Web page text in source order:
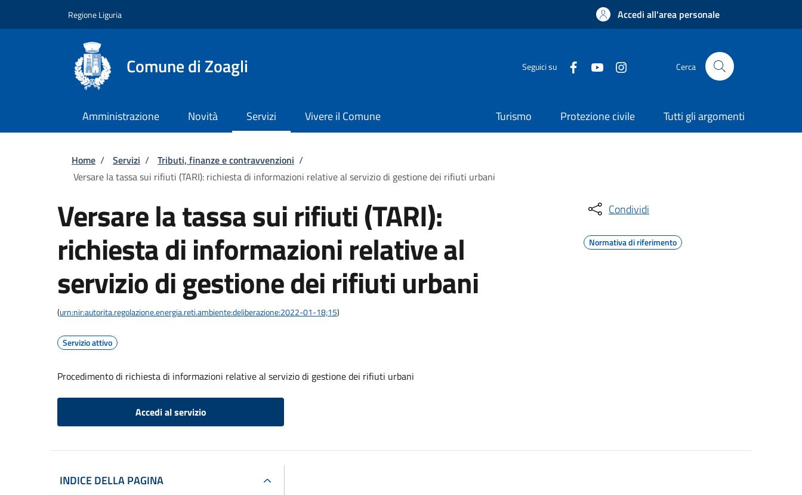
Regione Liguria Accedi all'area personale
Comune di Zoagli Seguici su Cerca
Amministrazione Novità Servizi Vivere il Comune Turismo Protezione civile Tutti gli argomenti
Briciole di pane
Home / Servizi / Tributi, finanze e contravvenzioni /
Versare la tassa sui rifiuti (TARI): richiesta di informazioni relative al servizio di gestione dei rifiuti urbani
Versare la tassa sui rifiuti (TARI):
richiesta di informazioni relative al
servizio di gestione dei rifiuti urbani
(urn:nir:autorita.regolazione.energia.reti.ambiente:deliberazione:2022-01-18;15)
Servizio attivo
Procedimento di richiesta di informazioni relative al servizio di gestione dei rifiuti urbani
Accedi al servizio
Condividi
Normativa di riferimento
INDICE DELLA PAGINA